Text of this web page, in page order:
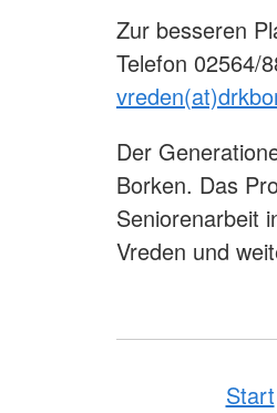
Zur besseren
Telefon 02564/
Der
Borken. Das
Seniorenarbeit
Vreden und
Start